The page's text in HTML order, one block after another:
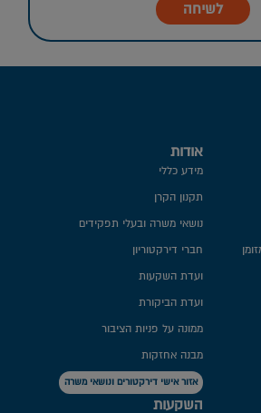
לשיחה
אודות
מידע כללי
תקנון הקרן
נושאי משרה ובעלי תפקידים
חברי דירקטוריון
ועדת השקעות
ועדת הביקורת
ממונה על פניות הציבור
מבנה אחזקות
אזור אישי דירקטורים ונושאי משרה
השקעות